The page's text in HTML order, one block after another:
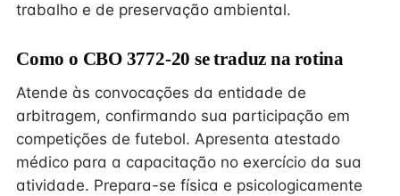
trabalho e de preservação ambiental.
Como o CBO 3772-20 se traduz na rotina
Atende às convocações da entidade de
arbitragem, confirmando sua participação em
competições de futebol. Apresenta atestado
médico para a capacitação no exercício da sua
atividade. Prepara-se física e psicologicamente